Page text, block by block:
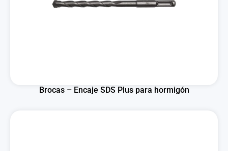
Brocas – Encaje SDS Plus para hormigón